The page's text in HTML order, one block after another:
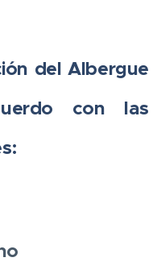
del Albergue
con las